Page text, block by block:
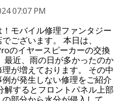
07:07 PM
！モバイル修理ファンタジー
ございます。 本日は、
のイヤースピーカーの交換
最近、雨の日が多かったのか
が増えております。 その中
が発生しない修理をご紹介
解するとフロントパネル上部